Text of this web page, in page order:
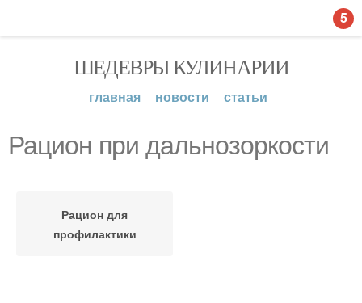
ШЕДЕВРЫ КУЛИНАРИИ
главная новости статьи
Рацион при дальнозоркости
Рацион для
профилактики
5